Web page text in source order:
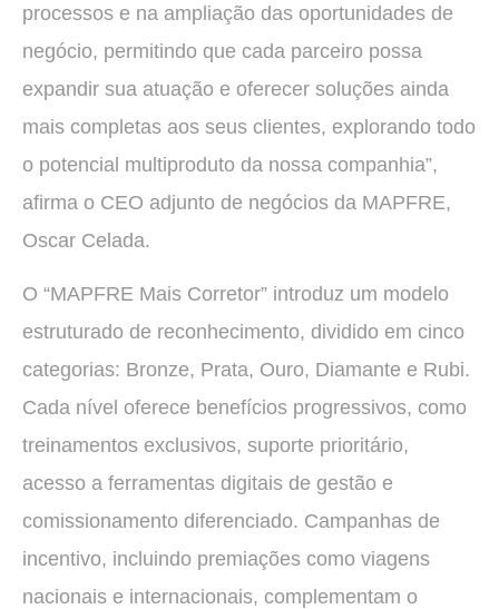
processos e na ampliação das oportunidades de
negócio, permitindo que cada parceiro possa
expandir sua atuação e oferecer soluções ainda
mais completas aos seus clientes, explorando todo
o potencial multiproduto da nossa companhia”,
afirma o CEO adjunto de negócios da MAPFRE,
Oscar Celada.
O “MAPFRE Mais Corretor” introduz um modelo
estruturado de reconhecimento, dividido em cinco
categorias: Bronze, Prata, Ouro, Diamante e Rubi.
Cada nível oferece benefícios progressivos, como
treinamentos exclusivos, suporte prioritário,
acesso a ferramentas digitais de gestão e
comissionamento diferenciado. Campanhas de
incentivo, incluindo premiações como viagens
nacionais e internacionais, complementam o